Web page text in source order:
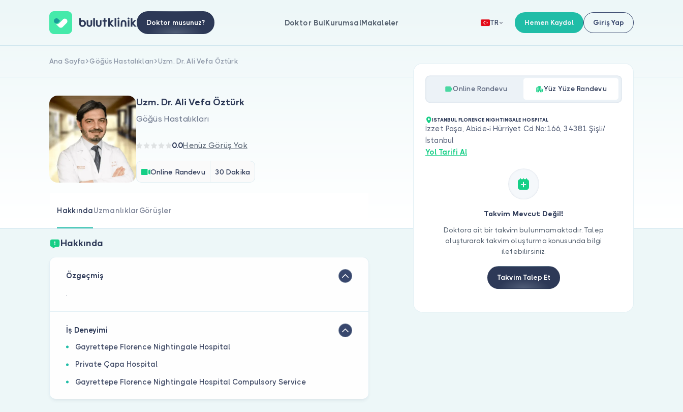
Doktor musunuz? Doktor BulKurumsalMakaleler TR Hemen Kaydol Giriş Yap
Ana Sayfa Göğüs Hastalıkları Uzm. Dr. Ali Vefa Öztürk
Uzm. Dr. Ali Vefa Öztürk
Göğüs Hastalıkları
0.0Henüz Görüş Yok
Online Randevu 30 Dakika
HakkındaUzmanlıklarGörüşler
Hakkında
Özgeçmiş
.
İş Deneyimi
Gayrettepe Florence Nightingale Hospital
Private Çapa Hospital
Gayrettepe Florence Nightingale Hospital Compulsory Service
Online Randevu Yüz Yüze Randevu
ISTANBUL FLORENCE NIGHTINGALE HOSPITAL
İzzet Paşa, Abide-i Hürriyet Cd No:166, 34381 Şişli/
İstanbul
Yol Tarifi Al
Takvim Mevcut Değil!
Doktora ait bir takvim bulunmamaktadır. Talep
oluşturarak takvim oluşturma konusunda bilgi
iletebilirsiniz.
Takvim Talep Et